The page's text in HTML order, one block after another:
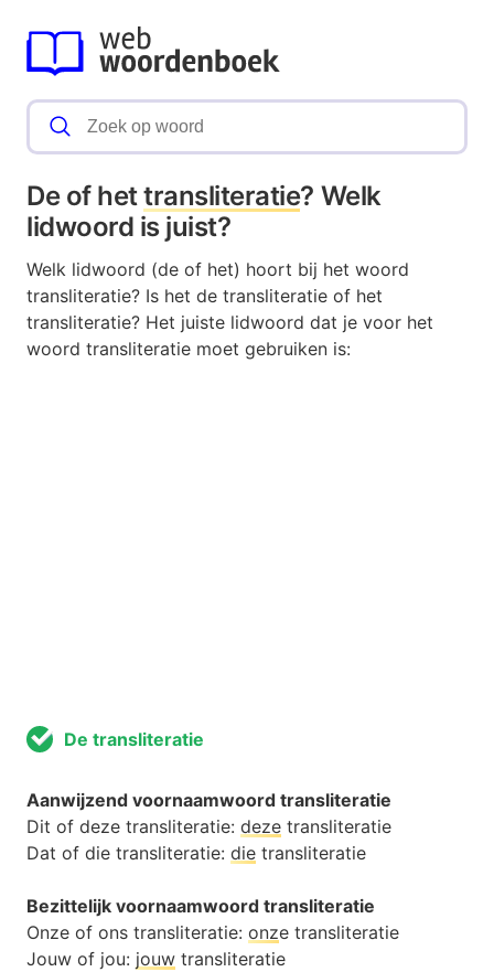
De of hettransliteratie? Welk
lidwoord is juist?
Welk lidwoord (de of het) hoort bij het woord
transliteratie? Is het de transliteratie of het
transliteratie? Het juiste lidwoord dat je voor het
woord transliteratie moet gebruiken is:
De transliteratie
Aanwijzend voornaamwoord transliteratie
Dit of deze transliteratie: deze transliteratie
Dat of die transliteratie: die transliteratie
Bezittelijk voornaamwoord transliteratie
Onze of ons transliteratie: onze transliteratie
Jouw of jou: jouw transliteratie